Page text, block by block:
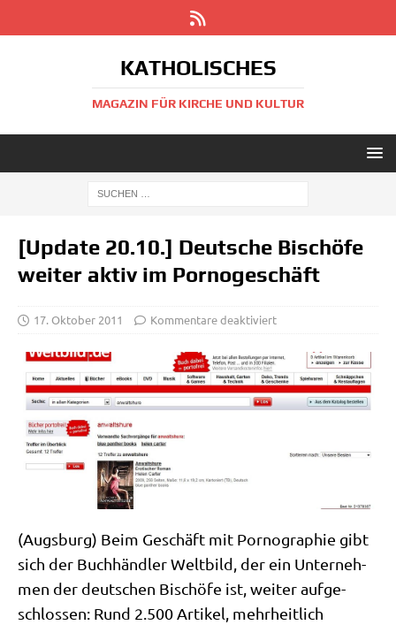
KATHOLISCHES
MAGAZIN FÜR KIRCHE UND KULTUR
[Update 20.10.] Deutsche Bischöfe
weiter aktiv im Pornogeschäft
17. Oktober 2011 Kommentare deaktiviert
(Augs­burg) Beim Geschäft mit Por­no­gra­phie gibt
sich der Buch­händ­ler Welt­bild, der ein Unter­neh­
men der deut­schen Bischö­fe ist, wei­ter auf­ge­
schlos­sen: Rund 2.500 Arti­kel, mehr­heit­lich